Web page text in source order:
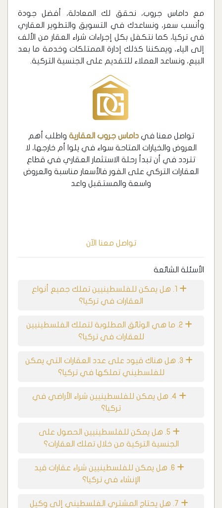
مع داماس جروب، نحقق لك المعادلة، أفضل جودة
وأنسب سعر، ونساعدك في التسويق والتطوير العقاري
في تركيا، كما نتكفل بكل إجراءات شراء العقار من الألف
إلى الياء، ويمكننا كذلك إدارة الممتلكات وخدمة ما بعد
البيع، ونساعد العملاء للتقديم على الجنسية التركية.
تواصل معنا فيداماس جروب العقارية واطلب أهم
العروض والخيارات المتاحة سواء في يلوا أم خارجها، لا
تتردد في أن تبدأ رحلة الاستثمار العقاري في قطاع
العقارات التركي على الفور فالأسعار مناسبة والعروض
واسعة والمستقبل واعد
تواصل معنا الآن
الأسئلة الشائعة
1. هل يمكن للفلسطينيين تملك جميع أنواع
العقارات في تركيا؟
2. ما هي الوثائق المطلوبة لتملك الفلسطينيين
للعقارات في تركيا؟
3. هل هناك قيود على عدد العقارات التي يمكن
للفلسطيني تملكها في تركيا؟
4. هل يمكن للفلسطينيين شراء الأراضي في
تركيا؟
5. هل يمكن للفلسطينيين الحصول على
الجنسية التركية من خلال تملك العقارات؟
6. هل يمكن للفلسطينيين شراء عقارات قيد
الإنشاء في تركيا؟
7. هل يحتاج المشتري الفلسطيني إلى وكيل